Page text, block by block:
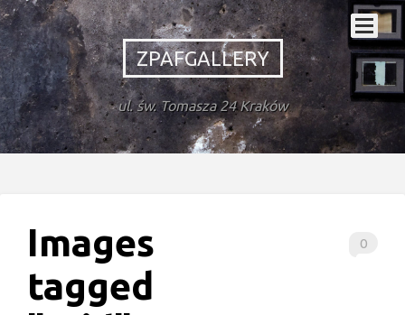
ZPAFGALLERY
ul. św. Tomasza 24 Kraków
0
Images
tagged